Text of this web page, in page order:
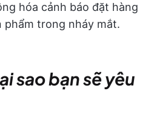
hóa cảnh báo đặt hàng
phẩm trong nháy mắt.
sao bạn sẽ yêu